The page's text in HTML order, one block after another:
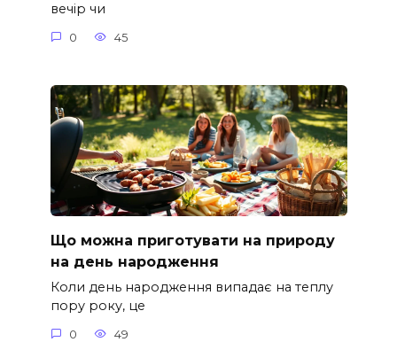
вечір чи
0 45
Що можна приготувати на природу
на день народження
Коли день народження випадає на теплу
пору року, це
0 49